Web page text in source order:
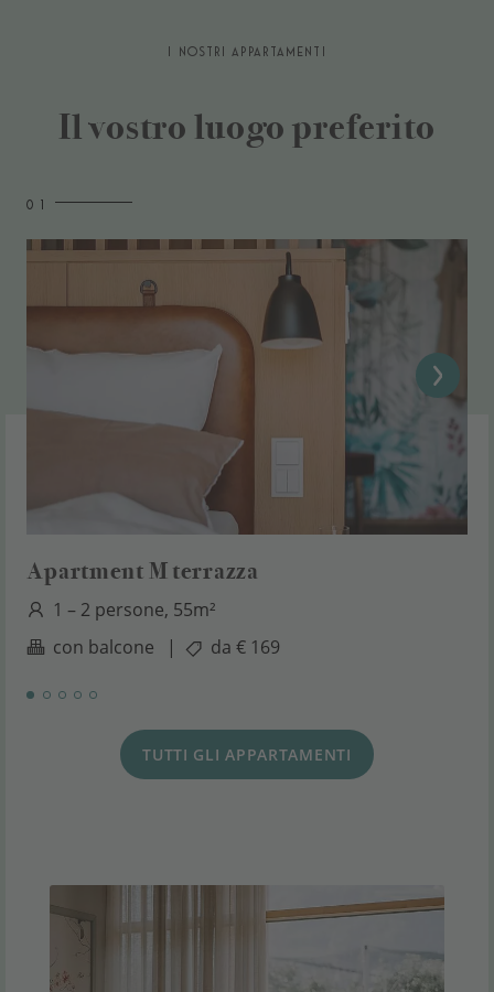
Il vostro luogo preferito
I NOSTRI APPARTAMENTI
0 1
Apartment M terrazza
1 – 2 persone, 55m²
con balcone
| da € 169
TUTTI GLI APPARTAMENTI